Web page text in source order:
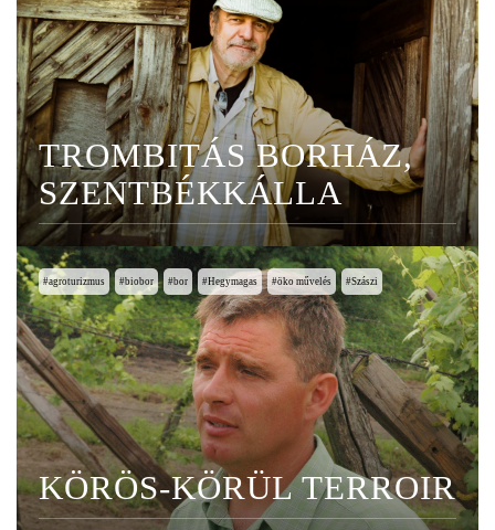
TROMBITÁS BORHÁZ,
SZENTBÉKKÁLLA
agroturizmus biobor bor Hegymagas öko művelés Szászi
KÖRÖS-KÖRÜL TERROIR